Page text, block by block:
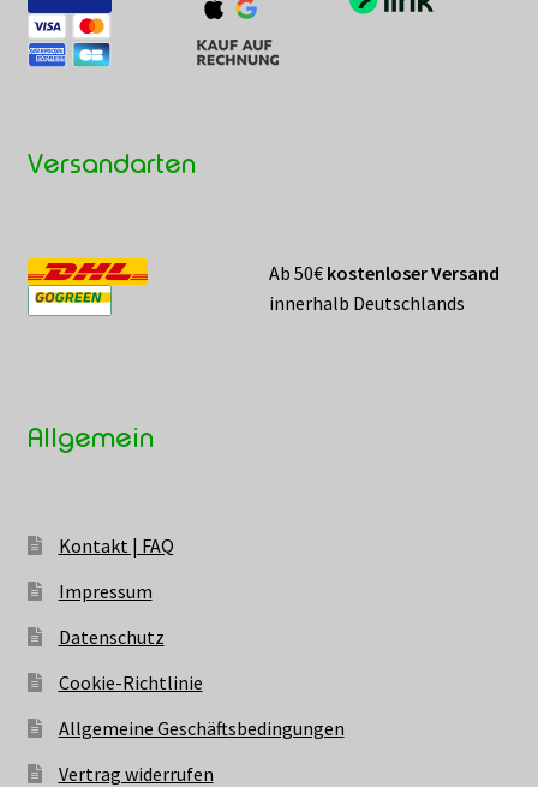
Versandarten
Ab 50€ kostenloser Versand
innerhalb Deutschlands
Allgemein
Kontakt | FAQ
Impressum
Datenschutz
Cookie-Richtlinie
Allgemeine Geschäftsbedingungen
Vertrag widerrufen